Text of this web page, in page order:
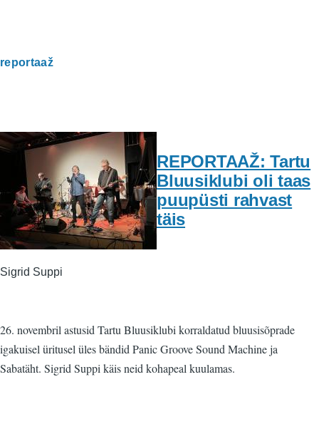
reportaaž
REPORTAAŽ: Tartu
Bluusiklubi oli taas
puupüsti rahvast
täis
Sigrid Suppi
26. novembril astusid Tartu Bluusiklubi korraldatud bluusisõprade
igakuisel üritusel üles bändid Panic Groove Sound Machine ja
Sabatäht. Sigrid Suppi käis neid kohapeal kuulamas.